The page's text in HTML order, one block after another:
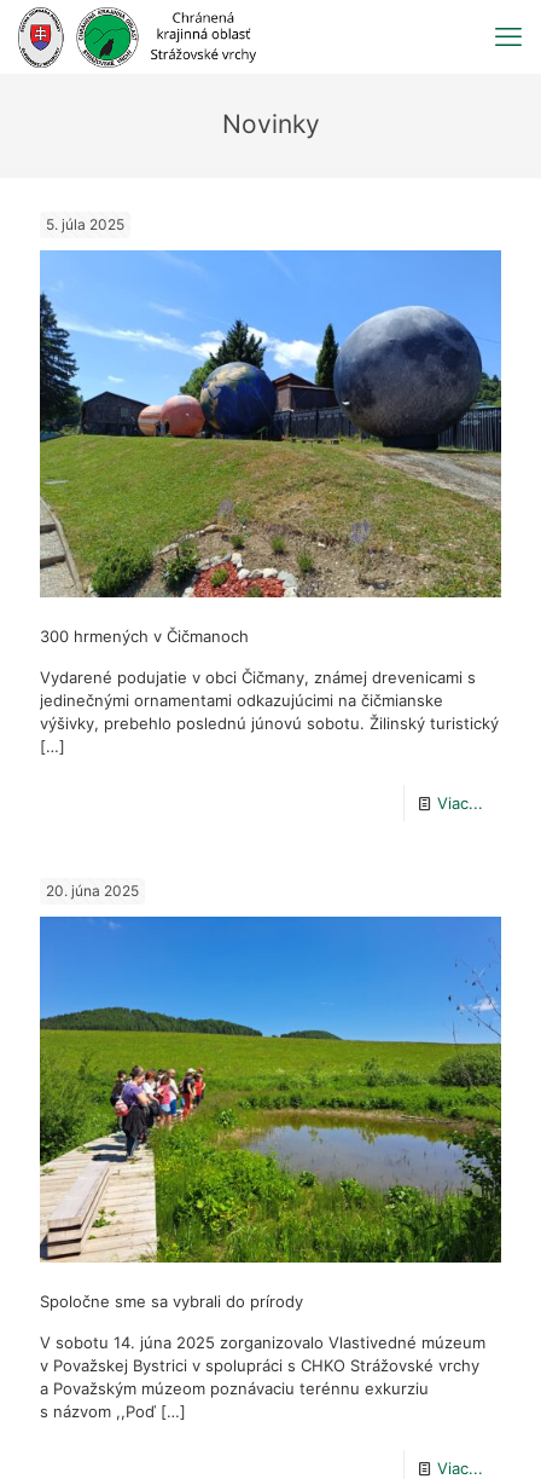
Prejsť
obsah
Novinky
5. júla 2025
300 hrmených v Čičmanoch
Vydarené podujatie v obci Čičmany, známej drevenicami s
jedinečnými ornamentami odkazujúcimi na čičmianske
výšivky, prebehlo poslednú júnovú sobotu. Žilinský turistický
[…]
Viac...
20. júna 2025
Spoločne sme sa vybrali do prírody
V sobotu 14. júna 2025 zorganizovalo Vlastivedné múzeum
v Považskej Bystrici v spolupráci s CHKO Strážovské vrchy
a Považským múzeom poznávaciu terénnu exkurziu
s názvom ,,Poď […]
Viac...